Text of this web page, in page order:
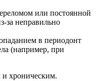
или постоянной
за неправильно
в периодонт
(например, при
хроническим.